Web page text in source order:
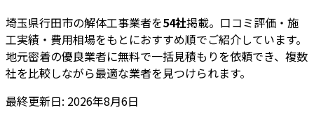
埼玉県行田市の解体工事業者を54社掲載。口コミ評価・施
工実績・費用相場をもとにおすすめ順でご紹介しています。
地元密着の優良業者に無料で一括見積もりを依頼でき、複数
社を比較しながら最適な業者を見つけられます。
最終更新日: 2026年8月6日